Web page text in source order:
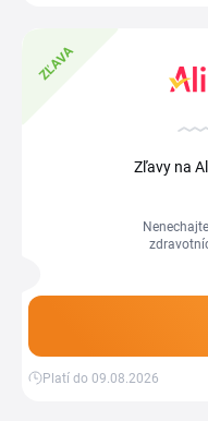
ZĽAVA
Zľavy na
Platí do 09.08.2026